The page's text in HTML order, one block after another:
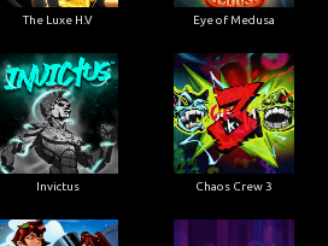
The Luxe H.V Eye of Medusa
Invictus Chaos Crew 3